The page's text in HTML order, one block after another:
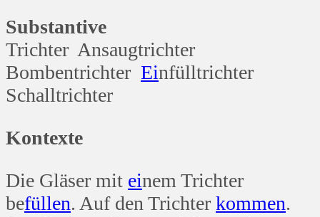
Substantive
Trichter Ansaugtrichter
Bombentrichter Einfülltrichter
Schalltrichter
Kontexte
Die Gläser mit einem Trichter
befüllen. Auf den Trichter kommen.